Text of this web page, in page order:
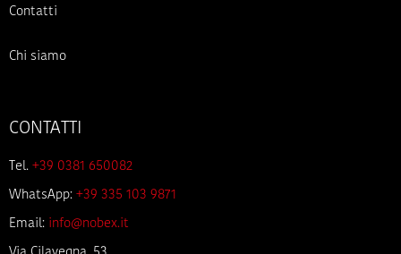
Contatti
Chi siamo
CONTATTI
Tel. +39 0381 650082
WhatsApp: +39 335 103 9871
Email: info@nobex.it